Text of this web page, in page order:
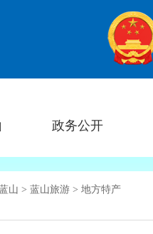
政务公开
山 > 蓝山旅游 > 地方特产